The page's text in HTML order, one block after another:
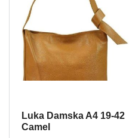
Luka Damska A4 19-42
Camel